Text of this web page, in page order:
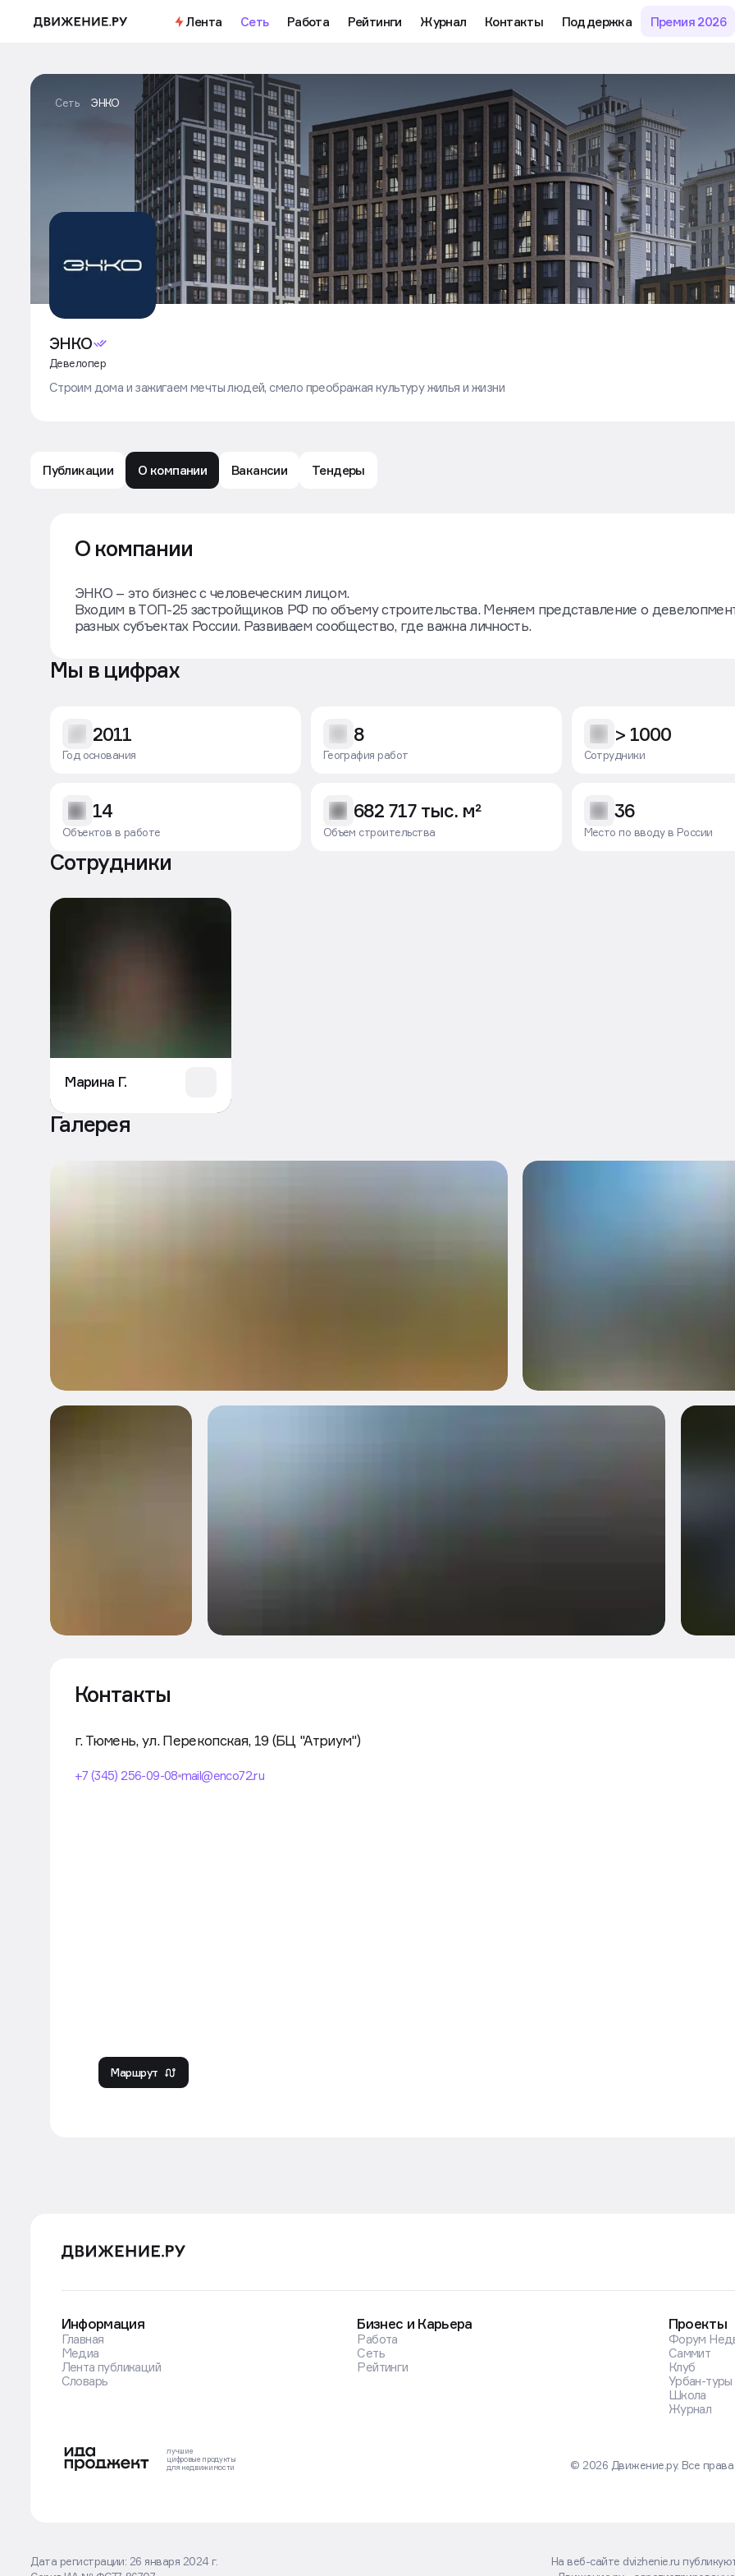
Лента Сеть Работа Рейтинги Журнал Контакты Поддержка Премия 2026
Сеть ЭНКО
ЭНКО
Девелопер
Строим дома и зажигаем мечты людей, смело преображая культуру жилья и жизни
Публикации О компании Вакансии Тендеры
О компании
ЭНКО – это бизнес с человеческим лицом.
Входим в ТОП-25 застройщиков РФ по объему строительства. Меняем представление о
разных субъектах России. Развиваем сообщество, где важна личность.
Мы в цифрах
2011
Год основания
8
География работ
> 1000
Сотрудники
14
Объектов в работе
682 717 тыс. м²
Объем строительства
36
Место по вводу в России
Сотрудники
Марина Г.
Галерея
Контакты
г. Тюмень, ул. Перекопская, 19 (БЦ "Атриум")
+7 (345) 256-09-08 mail@enco72.ru
Маршрут
Информация
Главная
Медиа
Лента публикаций
Словарь
Бизнес и Карьера
Работа
Сеть
Рейтинги
Проекты
Форум
Саммит
Клуб
Урбан-туры
Школа
Журнал
лучшие
цифровые продукты
для недвижимости
© 2026 Движение.ру. Все
Дата регистрации: 26 января 2024 г.
На веб-сайте dvizhenie.ru